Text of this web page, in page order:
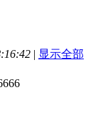
| 显示全部